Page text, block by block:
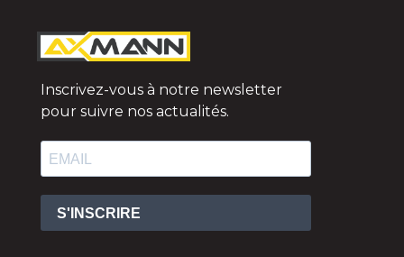
Inscrivez-vous à notre newsletter
pour suivre nos actualités.
S'INSCRIRE